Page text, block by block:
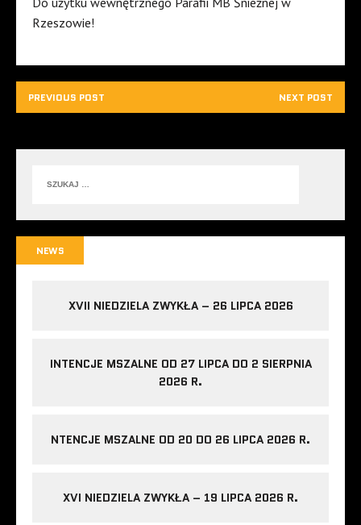
Rzeszowie!
PREVIOUS POST NEXT POST
NEWS
XVII NIEDZIELA ZWYKŁA – 26 LIPCA 2026
INTENCJE MSZALNE OD 27 LIPCA DO 2 SIERPNIA
2026 R.
NTENCJE MSZALNE OD 20 DO 26 LIPCA 2026 R.
XVI NIEDZIELA ZWYKŁA – 19 LIPCA 2026 R.